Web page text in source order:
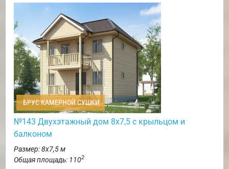
БРУС КАМЕРНОЙ СУШКИ
№143 Двухэтажный дом 8х7,5 с крыльцом и
балконом
Размер: 8х7,5 м
Общая площадь: 1102